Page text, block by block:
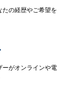
の経歴やご希望を
ーがオンラインや電